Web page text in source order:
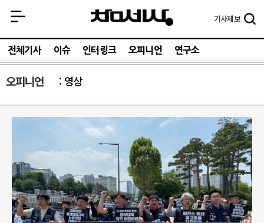
기사제보
전체기사 이슈 인터링크 오피니언 연구소
오피니언 영상